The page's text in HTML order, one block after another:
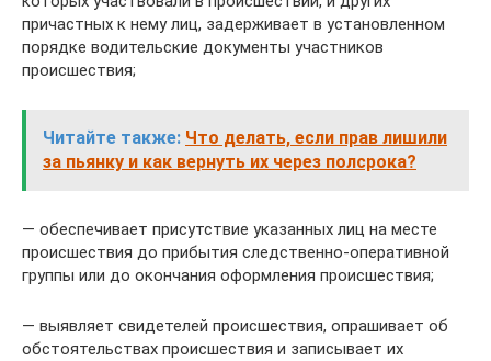
причастных к нему лиц, задерживает в установленном
порядке водительские документы участников
происшествия;
Читайте также: Что делать, если прав лишили
за пьянку и как вернуть их через полсрока?
— обеспечивает присутствие указанных лиц на месте
происшествия до прибытия следственно-оперативной
группы или до окончания оформления происшествия;
— выявляет свидетелей происшествия, опрашивает об
обстоятельствах происшествия и записывает их